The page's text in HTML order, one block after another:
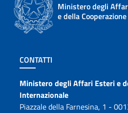
Ministero degli
e della
Sezione footer
CONTATTI
Contatti
Ministero degli Affari Esteri e
Internazionale
Piazzale della Farnesina, 1 -